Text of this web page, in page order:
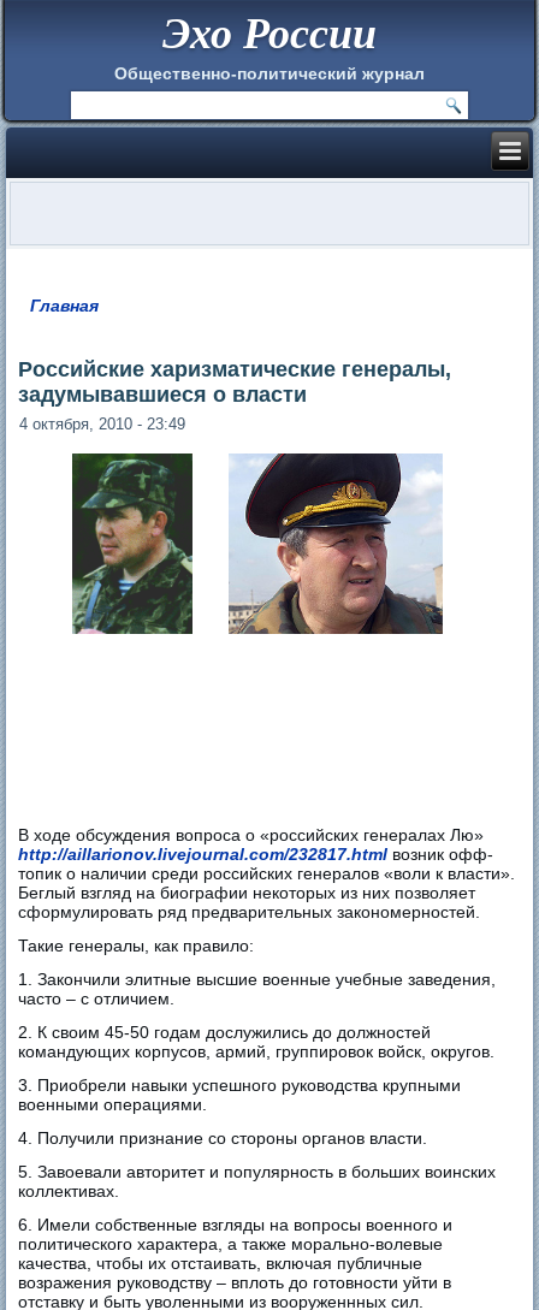
Эхо России
Общественно-политический журнал
Главная
Российские харизматические генералы,
задумывавшиеся о власти
4 октября, 2010 - 23:49
В ходе обсуждения вопроса о «российских генералах Лю»
http://aillarionov.livejournal.com/232817.html возник офф-
топик о наличии среди российских генералов «воли к власти».
Беглый взгляд на биографии некоторых из них позволяет
сформулировать ряд предварительных закономерностей.
Такие генералы, как правило:
1. Закончили элитные высшие военные учебные заведения,
часто – с отличием.
2. К своим 45-50 годам дослужились до должностей
командующих корпусов, армий, группировок войск, округов.
3. Приобрели навыки успешного руководства крупными
военными операциями.
4. Получили признание со стороны органов власти.
5. Завоевали авторитет и популярность в больших воинских
коллективах.
6. Имели собственные взгляды на вопросы военного и
политического характера, а также морально-волевые
качества, чтобы их отстаивать, включая публичные
возражения руководству – вплоть до готовности уйти в
отставку и быть уволенными из вооруженнных сил.